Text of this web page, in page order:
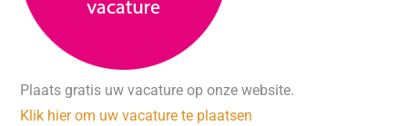
Plaats gratis uw vacature op onze website.
Klik hier om uw vacature te plaatsen